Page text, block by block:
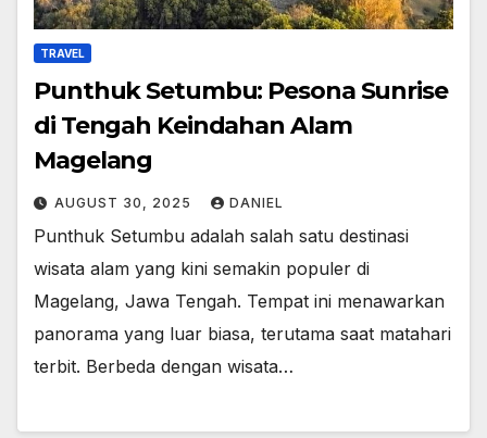
TRAVEL
Punthuk Setumbu: Pesona Sunrise
di Tengah Keindahan Alam
Magelang
AUGUST 30, 2025 DANIEL
Punthuk Setumbu adalah salah satu destinasi
wisata alam yang kini semakin populer di
Magelang, Jawa Tengah. Tempat ini menawarkan
panorama yang luar biasa, terutama saat matahari
terbit. Berbeda dengan wisata…